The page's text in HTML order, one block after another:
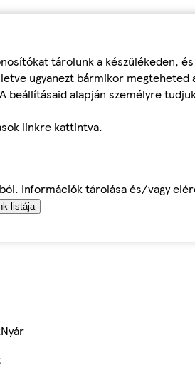
tárolunk a készülékeden,
ugyanezt bármikor megteheted
alapján személyre
linkre kattintva.
Információk tárolása és/vagy
listája
Nyár